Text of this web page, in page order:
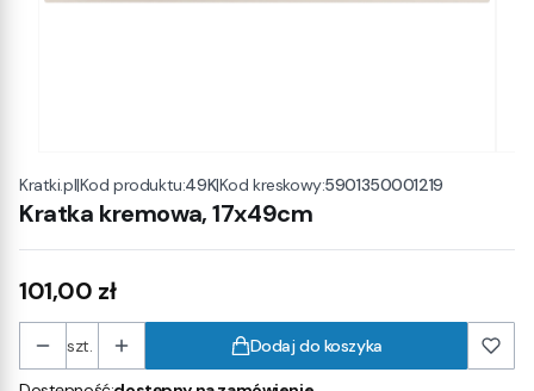
Kratki.pl|Kod produktu:49K|Kod kreskowy:5901350001219
Kratka kremowa, 17x49cm
Cena
101,00 zł
szt. Dodaj do koszyka